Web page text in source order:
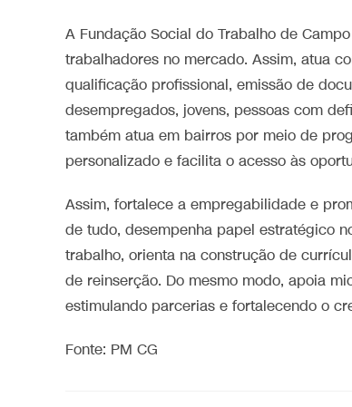
A Fundação Social do Trabalho de
trabalhadores no mercado. Assim, atua
qualificação profissional, emissão de
desempregados, jovens, pessoas com
também atua em bairros por meio de
personalizado e facilita o acesso às
Assim, fortalece a empregabilidade e
de tudo, desempenha papel estratégico
trabalho, orienta na construção de
de reinserção. Do mesmo modo, apoia
estimulando parcerias e fortalecendo o
Fonte: PM CG